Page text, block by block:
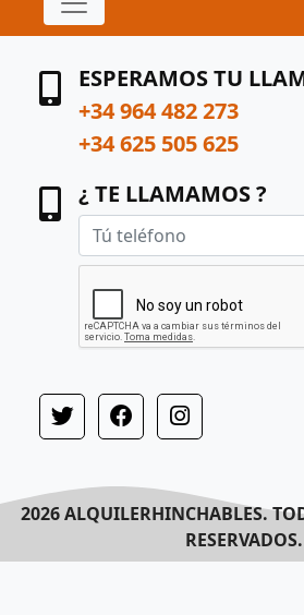
ESPERAMOS TU
+34 964 482 273
+34 625 505 625
¿ TE LLAMAMOS ?
2026 ALQUILERHINCHABLES.
RESERVADOS.